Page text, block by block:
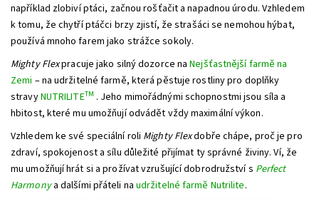
například zlobiví ptáci, začnou rošťačit a napadnou úrodu. Vzhledem
k tomu, že chytří ptáčci brzy zjistí, že strašáci se nemohou hýbat,
používá mnoho farem jako strážce sokoly.
Mighty Flexpracuje jako silný dozorce naNejšťastnější farmě na
Zemi – na udržitelné farmě, která pěstuje rostliny pro doplňky
stravyNUTRILITETM . Jeho mimořádnými schopnostmi jsou síla a
hbitost, které mu umožňují odvádět vždy maximální výkon.
Vzhledem ke své speciální roli Mighty Flexdobře chápe, proč je pro
zdraví, spokojenost a sílu důležité přijímat ty správné živiny. Ví, že
mu umožňují hrát si a prožívat vzrušující dobrodružství s Perfect
Harmony a dalšími přáteli na udržitelné farmě Nutrilite.